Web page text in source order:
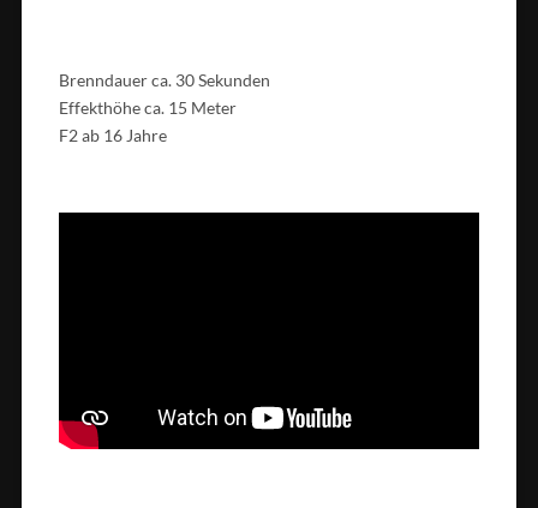
Brenndauer ca. 30 Sekunden
Effekthöhe ca. 15 Meter
F2 ab 16 Jahre